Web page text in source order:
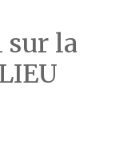
sur la